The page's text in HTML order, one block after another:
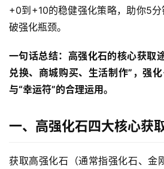
+0到+10的稳健强化策略，助你5
破强化瓶颈。
一句话总结：高强化石的核心获取
兑换、商城购买、生活制作”，强
与“幸运符”的合理运用。
一、高强化石四大核心获
获取高强化石（通常指强化石、金